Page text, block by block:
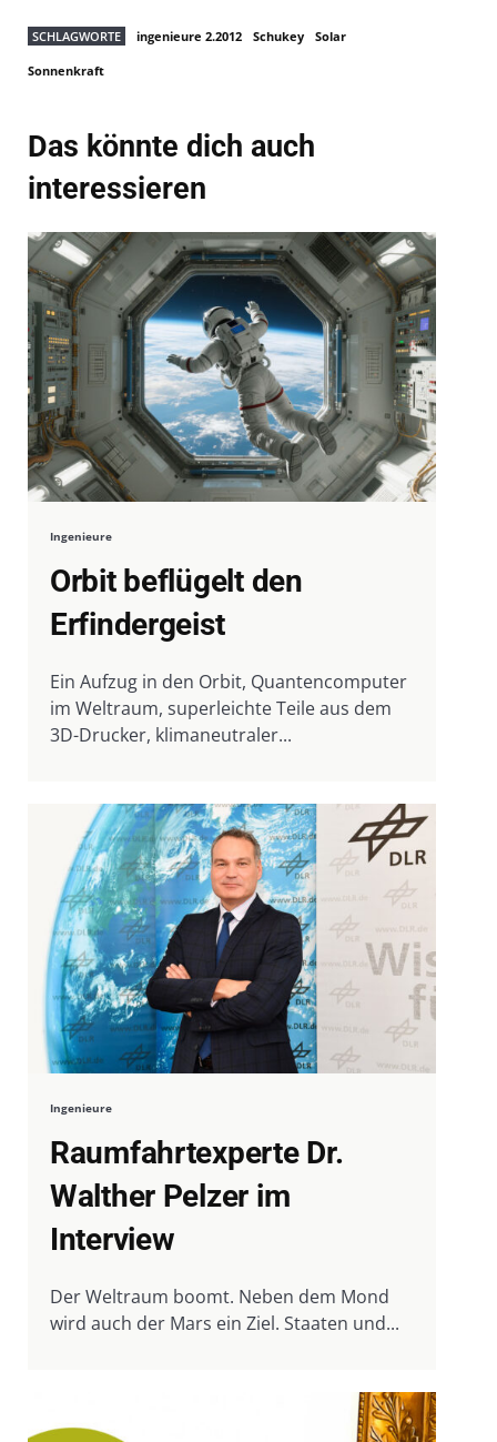
SCHLAGWORTE ingenieure 2.2012 Schukey Solar
Sonnenkraft
Das könnte dich auch
interessieren
Ingenieure
Orbit beflügelt den
Erfindergeist
Ein Aufzug in den Orbit, Quantencomputer
im Weltraum, superleichte Teile aus dem
3D-Drucker, klimaneutraler...
Ingenieure
Raumfahrtexperte Dr.
Walther Pelzer im
Interview
Der Weltraum boomt. Neben dem Mond
wird auch der Mars ein Ziel. Staaten und...